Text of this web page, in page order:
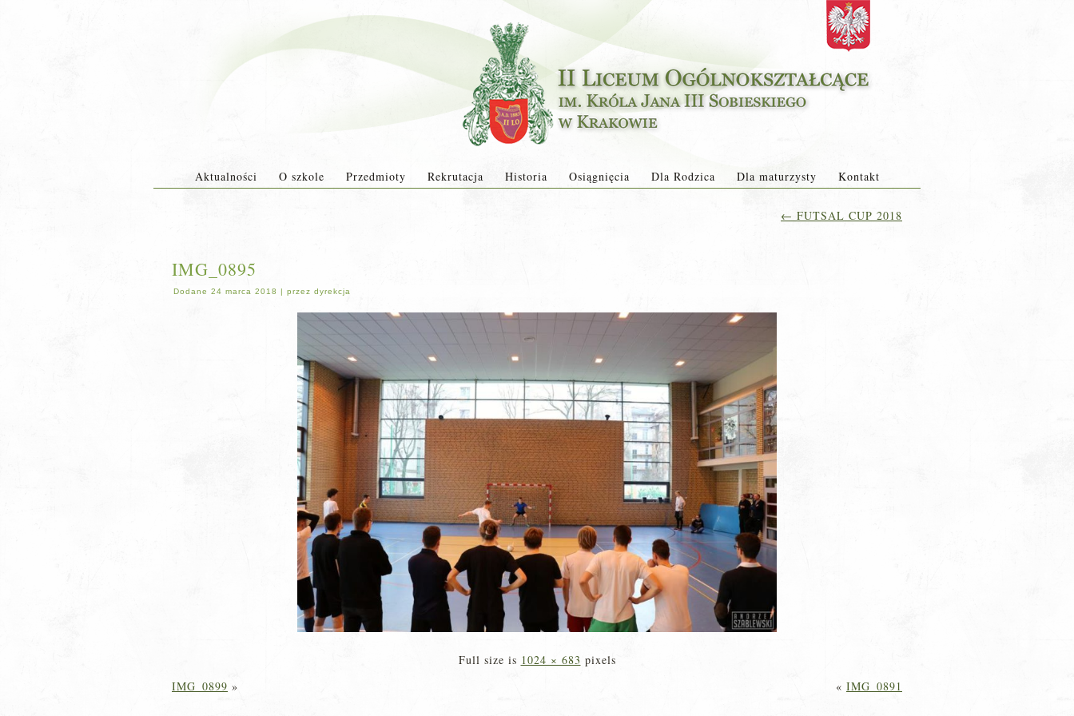
Aktualności O szkole Przedmioty Rekrutacja Historia Osiągnięcia Dla Rodzica Dla maturzysty Kontakt
← FUTSAL CUP 2018
IMG_0895
Dodane 24 marca 2018 | przez dyrekcja
Full size is 1024 × 683 pixels
IMG_0899 » « IMG_0891